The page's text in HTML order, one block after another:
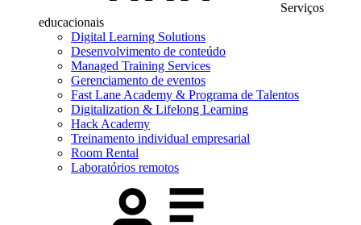
Serviços
educacionais
Digital Learning Solutions
Desenvolvimento de conteúdo
Managed Training Services
Gerenciamento de eventos
Fast Lane Academy & Programa de Talentos
Digitalization & Lifelong Learning
Hack Academy
Treinamento individual empresarial
Room Rental
Laboratórios remotos